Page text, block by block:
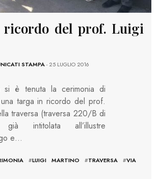
ricordo del prof. Luigi
STAMPA- 25 LUGLIO 2016
si è tenuta la cerimonia di
targa in ricordo del prof.
traversa (traversa 220/B di
intitolata all’illustre
e…
#LUIGI MARTINO #TRAVERSA #VIA